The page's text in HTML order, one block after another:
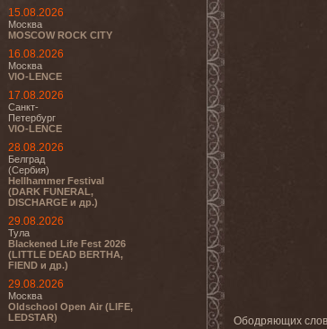
15.08.2026
Москва
MOSCOW ROCK CITY
16.08.2026
Москва
VIO-LENCE
17.08.2026
Санкт-
Петербург
VIO-LENCE
28.08.2026
Белград
(Сербия)
Hellhammer Festival
(DARK FUNERAL,
DISCHARGE и др.)
29.08.2026
Тула
Blackened Life Fest 2026
(LITTLE DEAD BERTHA,
FIEND и др.)
29.08.2026
Москва
Oldschool Open Air (LIFE,
LEDSTAR)
Ободряющих